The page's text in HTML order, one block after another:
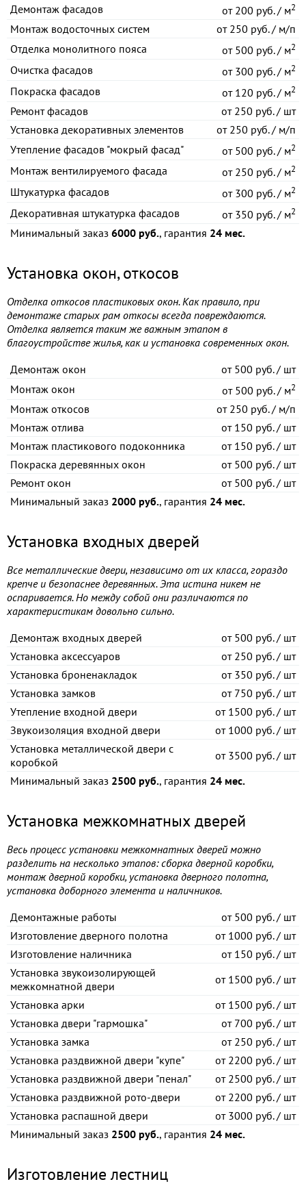
Демонтаж фасадов от200 руб. / м2
Монтаж водосточных систем от250 руб. / м/п
Отделка монолитного пояса
от500 руб. / м2
Очистка фасадов от300 руб. / м2
Покраска фасадов от120 руб. / м2
Ремонт фасадов от250 руб. / шт
Установка декоративных элементов
от250 руб. / м/п
Утепление фасадов "мокрый фасад"
от500 руб. / м2
Монтаж вентилируемого фасада от250 руб. / м2
Штукатурка фасадов от300 руб. / м2
Декоративная штукатурка фасадов от350 руб. / м2
Минимальный заказ 6000 руб., гарантия 24 мес.
Установка окон, откосов
Отделка откосов пластиковых окон. Как правило, при
демонтаже старых рам откосы всегда повреждаются.
Отделка является таким же важным этапом в
благоустройстве жилья, как и установка современных окон.
Демонтаж окон
от500 руб. / шт
Монтаж окон
от500 руб. / м2
Монтаж откосов от250 руб. / м/п
Монтаж отлива
от150 руб. / шт
Монтаж пластикового подоконника
от150 руб. / шт
Покраска деревянных окон
от500 руб. / шт
Ремонт окон
от500 руб. / шт
Минимальный заказ 2000 руб., гарантия 24 мес.
Установка входных дверей
Все металлические двери, независимо от их класса, гораздо
крепче и безопаснее деревянных. Эта истина никем не
оспаривается. Но между собой они различаются по
характеристикам довольно сильно.
Демонтаж входных дверей
от500 руб. / шт
Установка аксессуаров
от250 руб. / шт
Установка броненакладок
от350 руб. / шт
Установка замков
от750 руб. / шт
Утепление входной двери
от1500 руб. / шт
Звукоизоляция входной двери
от1000 руб. / шт
Установка металлической двери с
коробкой
от3500 руб. / шт
Минимальный заказ 2500 руб., гарантия 24 мес.
Установка межкомнатных дверей
Весь процесс установки межкомнатных дверей можно
разделить на несколько этапов: сборка дверной коробки,
монтаж дверной коробки, установка дверного полотна,
установка доборного элемента и наличников.
Демонтажные работы
от500 руб. / шт
Изготовление дверного полотна
от1000 руб. / шт
Изготовление наличника
от150 руб. / шт
Установка звукоизолирующей
межкомнатной двери
от1500 руб. / шт
Установка арки
от1500 руб. / шт
Установка двери "гармошка"
от700 руб. / шт
Установка замка
от250 руб. / шт
Установка раздвижной двери "купе"
от2200 руб. / шт
Установка раздвижной двери "пенал"
от2500 руб. / шт
Установка раздвижной рото-двери
от2200 руб. / шт
Установка распашной двери
от3000 руб. / шт
Минимальный заказ 2500 руб., гарантия 24 мес.
Изготовление лестниц